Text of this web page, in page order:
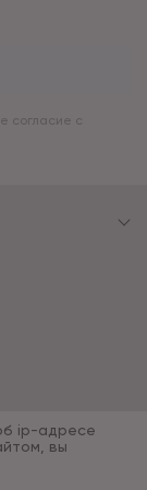
согласие с
ip-адресе
вы